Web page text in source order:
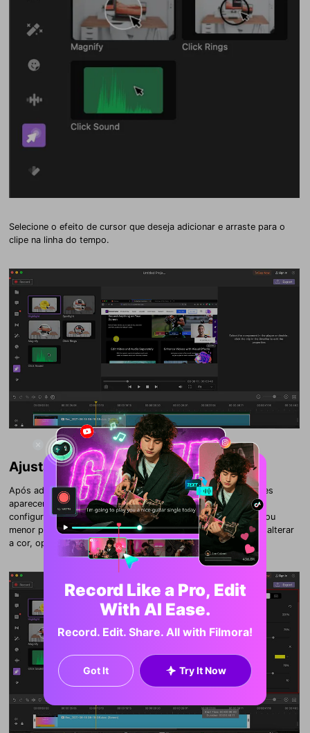
Selecione o efeito de cursor que deseja adicionar e arraste para o
clipe na linha do tempo.
Ajustar Cursor
Após adicionar o efeito do cursor ao clipe, suas configurações
aparecerão na janela de propriedades. Você pode ajustar a
configuração do cursor na guia "Cursor" para torná-lo maior ou
menor para alterar o tamanho do cursor. Você também pode alterar
a cor, opacidade e área do cursor.
Record Like a Pro, Edit
With AI Ease.
Record. Edit. Share. All with Filmora!
Got It Try It Now